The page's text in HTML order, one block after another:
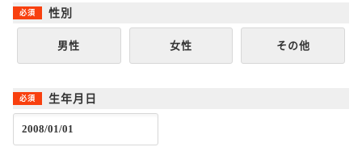
性別
男性 女性 その他
生年月日